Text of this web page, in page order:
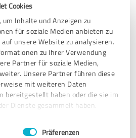
Cookies
Inhalte und Anzeigen zu
für soziale Medien anbieten zu
unsere Website zu analysieren.
zu Ihrer Verwendung
Partner für soziale Medien,
Unsere Partner führen diese
mit weiteren Daten
bereitgestellt haben oder die sie im
Dienste gesammelt haben.
Präferenzen
Empfehlung
Prozess! Individuell, kreativ und
der Auftakt unserer
zu: